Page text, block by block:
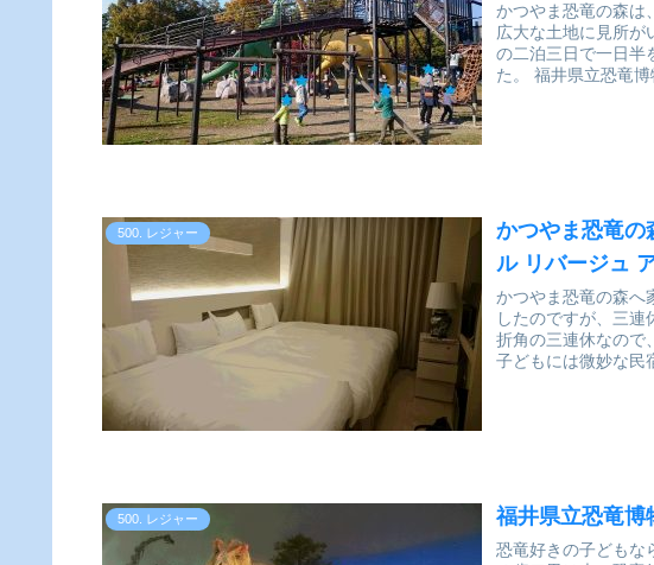
かつやま恐竜の森は
広大な土地に見所が
の二泊三日で一日半
500. レジャー
かつやま恐竜の
ル リバージュ
かつやま恐竜の森へ
したのですが、三連
折角の三連休なので
500. レジャー 福井県立恐竜博
恐竜好きの子どもなら